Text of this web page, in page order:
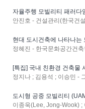
자율주행 모빌리티 패러다
안진호 - 건설관리(한국건
현대 도시건축에 나타나는
정혜진 - 한국문화공간건
[특집] 국내 친환경 건축물
정지나 ; 김용석 ; 이승민 -
도시형 공중 모빌리티
이종욱(Lee, Jong-Wook)